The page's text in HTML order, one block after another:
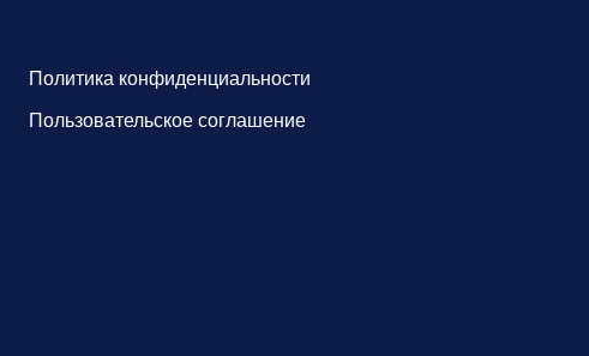
Политика конфиденциальности
Пользовательское соглашение